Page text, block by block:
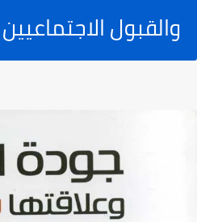
والقبول الاجتماعيين